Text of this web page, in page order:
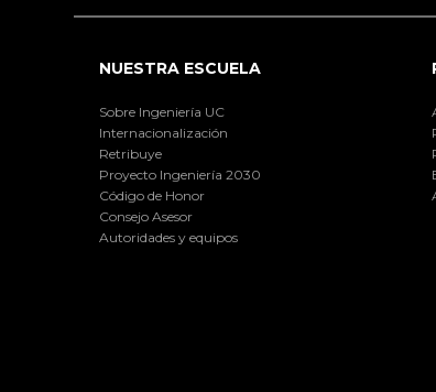
NUESTRA ESCUELA
Sobre Ingeniería UC
Internacionalización
Retribuye
Proyecto Ingeniería 2030
Código de Honor
Consejo Asesor
Autoridades y equipos